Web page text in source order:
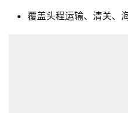
销 覆盖头程运输、清关、